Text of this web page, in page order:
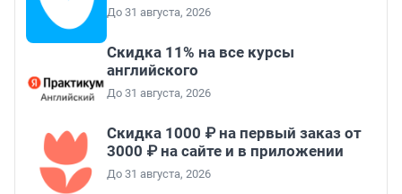
До 31 августа, 2026
Скидка 11% на все курсы
английского
До 31 августа, 2026
Скидка 1000 ₽ на первый заказ от
3000 ₽ на сайте и в приложении
До 31 августа, 2026